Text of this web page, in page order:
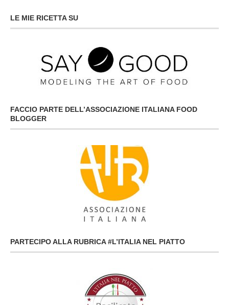
LE MIE RICETTA SU
FACCIO PARTE DELL’ASSOCIAZIONE ITALIANA FOOD
BLOGGER
PARTECIPO ALLA RUBRICA #L’ITALIA NEL PIATTO